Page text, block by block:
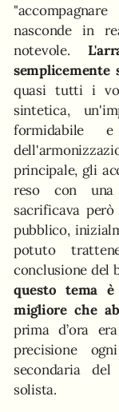
nasconde in
notevole.
semplicemente
quasi tutti i
sintetica,
formidabile
principale, gli
reso con una
sacrificava
pubblico,
potuto
conclusione del
questo tema
migliore che
prima d’ora
precisione
secondaria
solista.